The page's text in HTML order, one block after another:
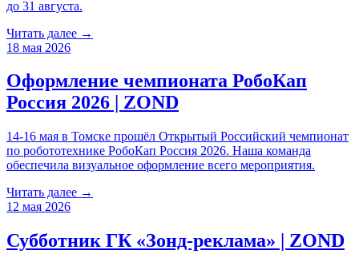
до 31 августа.
Читать далее →
18 мая 2026
Оформление чемпионата РобоКап
Россия 2026 | ZOND
14-16 мая в Томске прошёл Открытый Российский чемпионат
по робототехнике РобоКап Россия 2026. Наша команда
обеспечила визуальное оформление всего мероприятия.
Читать далее →
12 мая 2026
Субботник ГК «Зонд-реклама» | ZOND